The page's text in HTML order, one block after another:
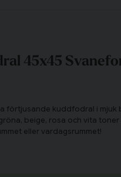
45x45
förtjusande kuddfodral i mjuk
beige, rosa och vita
eller vardagsrummet!